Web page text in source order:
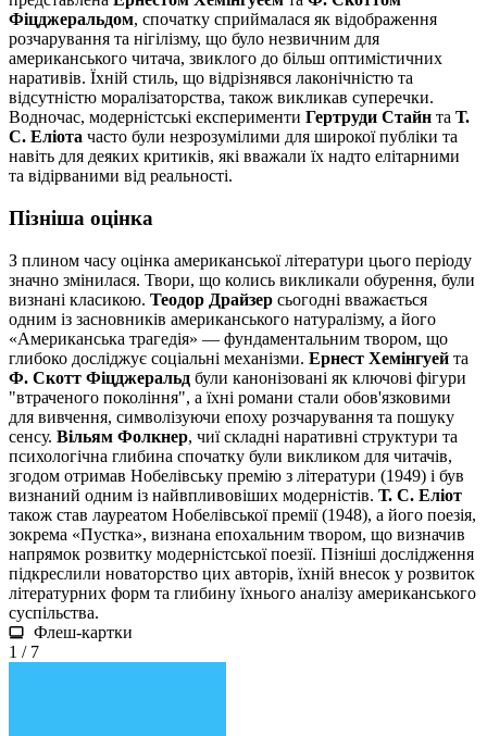
Фіцджеральдом, спочатку сприймалася як відображення
розчарування та нігілізму, що було незвичним для
американського читача, звиклого до більш оптимістичних
наративів. Їхній стиль, що відрізнявся лаконічністю та
відсутністю моралізаторства, також викликав суперечки.
Водночас, модерністські експерименти Гертруди Стайн та Т.
С. Еліота часто були незрозумілими для широкої публіки та
навіть для деяких критиків, які вважали їх надто елітарними
та відірваними від реальності.
Пізніша оцінка
З плином часу оцінка американської літератури цього періоду
значно змінилася. Твори, що колись викликали обурення, були
визнані класикою. Теодор Драйзер сьогодні вважається
одним із засновників американського натуралізму, а його
«Американська трагедія» — фундаментальним твором, що
глибоко досліджує соціальні механізми. Ернест Хемінгуей та
Ф. Скотт Фіцджеральд були канонізовані як ключові фігури
"втраченого покоління", а їхні романи стали обов'язковими
для вивчення, символізуючи епоху розчарування та пошуку
сенсу. Вільям Фолкнер, чиї складні наративні структури та
психологічна глибина спочатку були викликом для читачів,
згодом отримав Нобелівську премію з літератури (1949) і був
визнаний одним із найвпливовіших модерністів. Т. С. Еліот
також став лауреатом Нобелівської премії (1948), а його поезія,
зокрема «Пустка», визнана епохальним твором, що визначив
напрямок розвитку модерністської поезії. Пізніші дослідження
підкреслили новаторство цих авторів, їхній внесок у розвиток
літературних форм та глибину їхнього аналізу американського
суспільства.
Флеш-картки
1 / 7